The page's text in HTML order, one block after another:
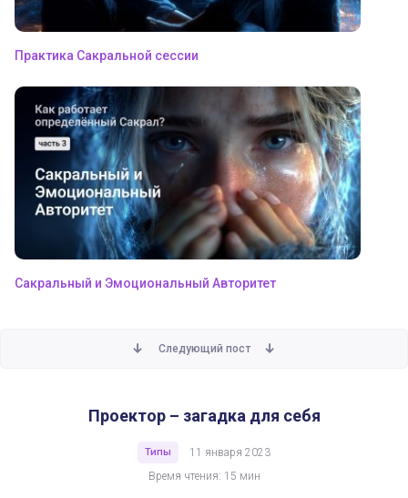
Практика Сакральной сессии
Сакральный и Эмоциональный Авторитет
Следующий пост
Проектор – загадка для себя
Типы
11 января 2023
Время чтения: 15 мин